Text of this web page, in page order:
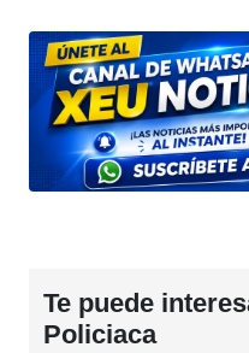
Te puede
Policiaca